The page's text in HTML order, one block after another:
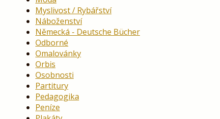
Myslivost / Rybářství
Náboženství
Německá - Deutsche Bücher
Odborné
Omalovánky
Orbis
Osobnosti
Partitury
Pedagogika
Peníze